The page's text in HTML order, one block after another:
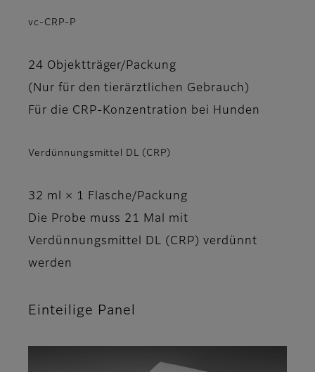
vc-CRP-P
24 Objektträger/Packung
(Nur für den tierärztlichen Gebrauch)
Für die CRP-Konzentration bei Hunden
Verdünnungsmittel DL (CRP)
32 ml × 1 Flasche/Packung
Die Probe muss 21 Mal mit
Verdünnungsmittel DL (CRP) verdünnt
werden
Einteilige Panel